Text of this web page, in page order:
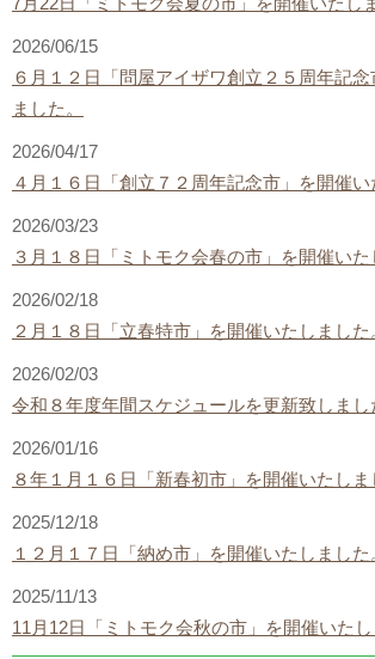
2026/06/15
６月１２日「問屋アイザワ創立２５周年記
ました。
2026/04/17
４月１６日「創立７２周年記念市」を開催い
2026/03/23
３月１８日「ミトモク会春の市」を開催いた
2026/02/18
２月１８日「立春特市」を開催いたしました
2026/02/03
令和８年度年間スケジュールを更新致しまし
2026/01/16
８年１月１６日「新春初市」を開催いたしま
2025/12/18
１２月１７日「納め市」を開催いたしました
2025/11/13
11月12日「ミトモク会秋の市」を開催いたし